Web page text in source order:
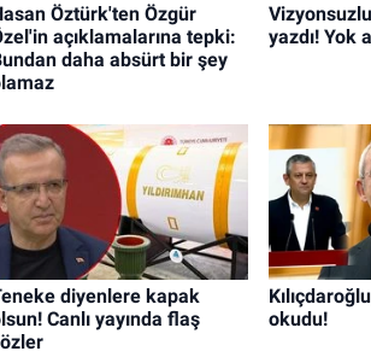
Öztürk'ten Özgür
açıklamalarına tepki:
daha absürt bir şey
yazdı! Yok
diyenlere kapak
Canlı yayında flaş
okudu!